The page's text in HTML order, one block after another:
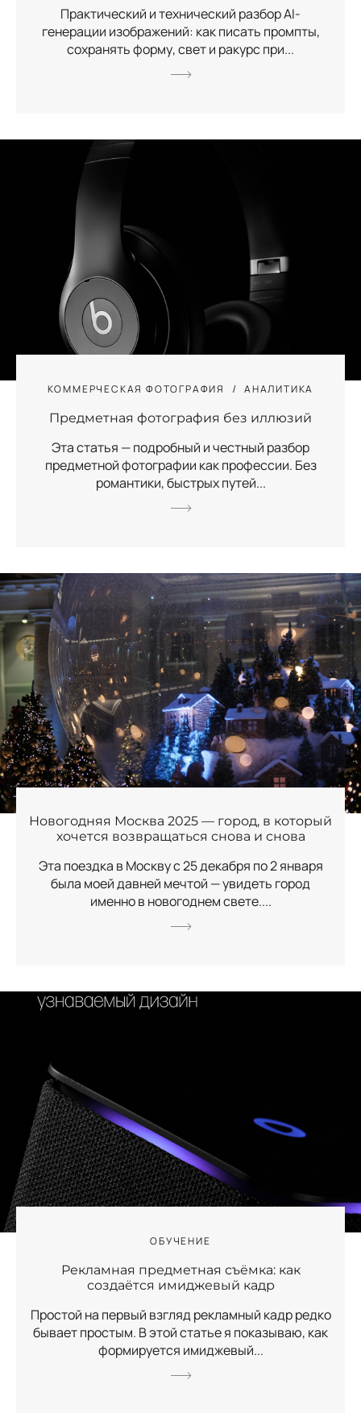
Практический и технический разбор AI-
генерации изображений: как писать промпты,
сохранять форму, свет и ракурс при...
КОММЕРЧЕСКАЯ ФОТОГРАФИЯ АНАЛИТИКА
Предметная фотография без иллюзий
Эта статья — подробный и честный разбор
предметной фотографии как профессии. Без
романтики, быстрых путей...
Новогодняя Москва 2025 — город, в который
хочется возвращаться снова и снова
Эта поездка в Москву с 25 декабря по 2 января
была моей давней мечтой — увидеть город
именно в новогоднем свете....
ОБУЧЕНИЕ
Рекламная предметная съёмка: как
создаётся имиджевый кадр
Простой на первый взгляд рекламный кадр редко
бывает простым. В этой статье я показываю, как
формируется имиджевый...